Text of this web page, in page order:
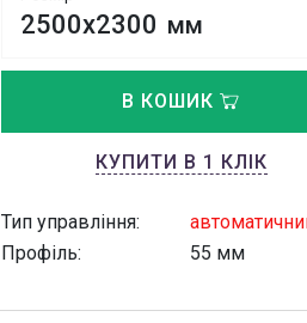
2500x2300 мм
В КОШИК
КУПИТИ В 1 КЛІК
Тип управління:
Профіль:
55 мм